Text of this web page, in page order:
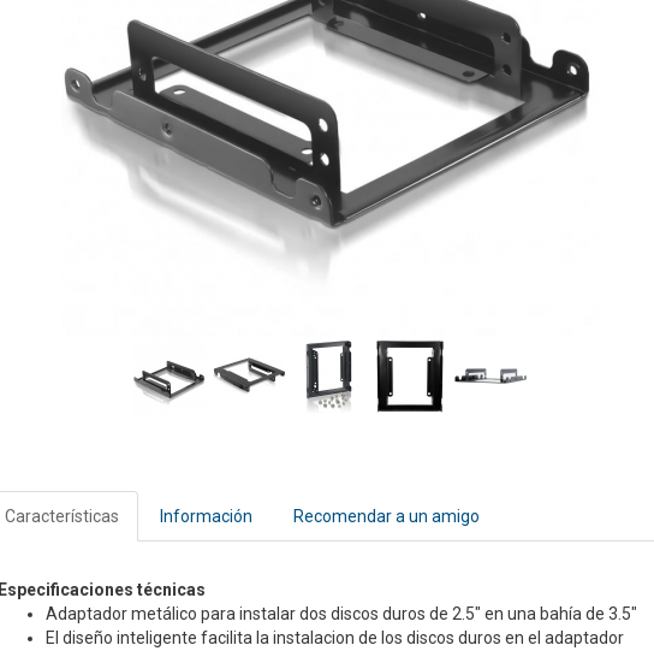
Características Información Recomendar a un amigo
Especificaciones técnicas
Adaptador metálico para instalar dos discos duros de 2.5" en una bahía de 3.5"
El diseño inteligente facilita la instalacion de los discos duros en el adaptador